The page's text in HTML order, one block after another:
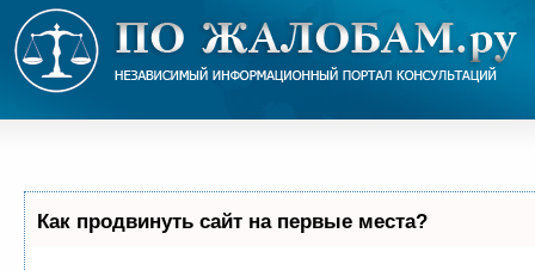
Как продвинуть сайт на первые места?